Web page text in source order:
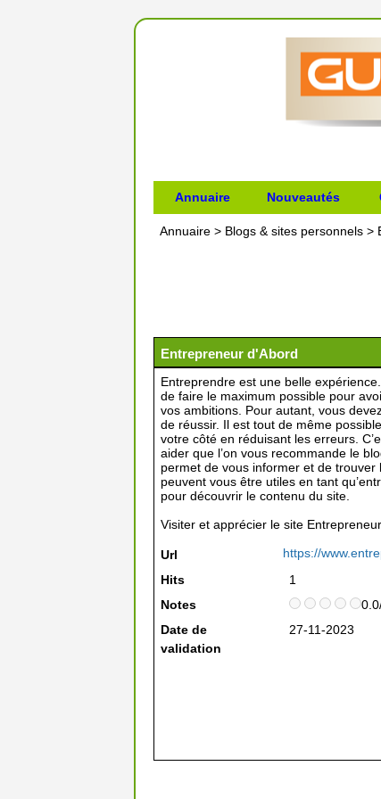
Annuaire Nouveautés
Annuaire > Blogs & sites personnels >
Entrepreneur d'Abord
Entreprendre est une belle
de faire le maximum possible pour
vos ambitions. Pour autant, vous
de réussir. Il est tout de même
votre côté en réduisant les erreurs.
aider que l’on vous recommande le
permet de vous informer et de
peuvent vous être utiles en tant
pour découvrir le contenu du site.
Visiter et apprécier le site
Url
https://
Hits
1
Notes
Date de
validation
27-11-2023